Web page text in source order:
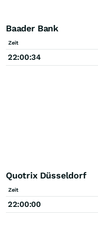
Baader Bank
Zeit
22:00:34
Quotrix Düsseldorf
Zeit
22:00:00